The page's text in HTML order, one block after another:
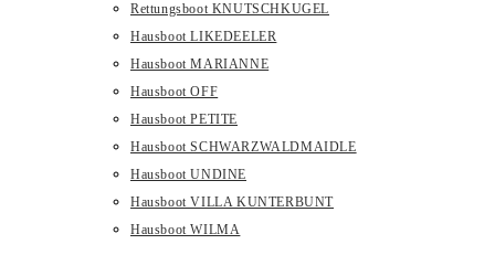
Rettungsboot KNUTSCHKUGEL
Hausboot LIKEDEELER
Hausboot MARIANNE
Hausboot OFF
Hausboot PETITE
Hausboot SCHWARZWALDMAIDLE
Hausboot UNDINE
Hausboot VILLA KUNTERBUNT
Hausboot WILMA